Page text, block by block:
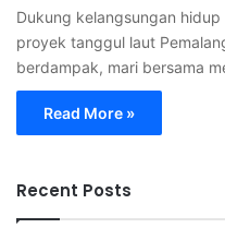
Dukung kelangsungan
proyek tanggul laut
berdampak, mari bersama
Read More »
Recent Posts